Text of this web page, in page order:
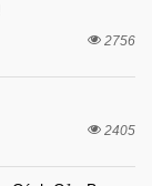
2756
2405